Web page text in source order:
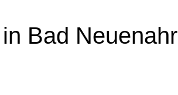
Bad Neuenahr